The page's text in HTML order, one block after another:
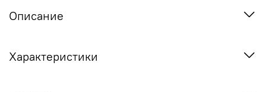
Описание
Характеристики